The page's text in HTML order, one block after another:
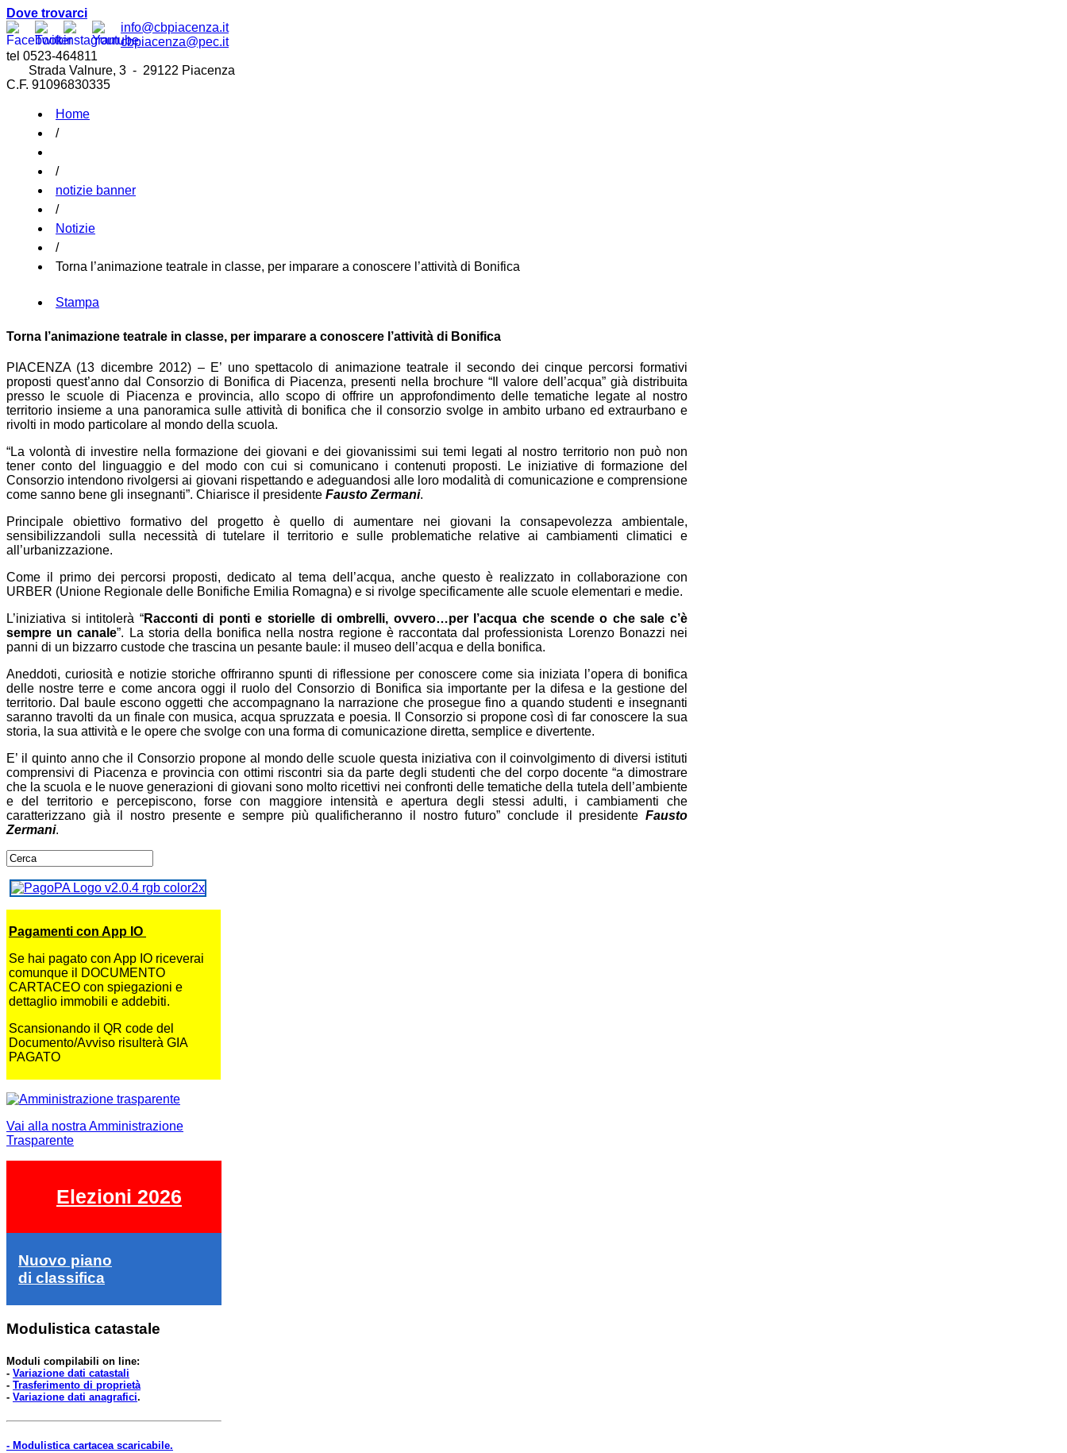
Dove trovarci
info@cbpiacenza.it
cbpiacenza@pec.it
tel 0523-464811
Strada Valnure, 3 - 29122 Piacenza
C.F. 91096830335
Home
/
/
notizie banner
/
Notizie
/
Torna l’animazione teatrale in classe, per imparare a conoscere l’attività di Bonifica
Stampa
Torna l’animazione teatrale in classe, per imparare a conoscere l’attività di Bonifica
PIACENZA (13 dicembre 2012) – E’ uno spettacolo di animazione teatrale il secondo dei cinque percorsi formativi
proposti quest’anno dal Consorzio di Bonifica di Piacenza, presenti nella brochure “Il valore dell’acqua” già distribuita
presso le scuole di Piacenza e provincia, allo scopo di offrire un approfondimento delle tematiche legate al nostro
territorio insieme a una panoramica sulle attività di bonifica che il consorzio svolge in ambito urbano ed extraurbano e
rivolti in modo particolare al mondo della scuola.
“La volontà di investire nella formazione dei giovani e dei giovanissimi sui temi legati al nostro territorio non può non
tener conto del linguaggio e del modo con cui si comunicano i contenuti proposti. Le iniziative di formazione del
Consorzio intendono rivolgersi ai giovani rispettando e adeguandosi alle loro modalità di comunicazione e comprensione
come sanno bene gli insegnanti”. Chiarisce il presidente Fausto Zermani.
Principale obiettivo formativo del progetto è quello di aumentare nei giovani la consapevolezza ambientale,
sensibilizzandoli sulla necessità di tutelare il territorio e sulle problematiche relative ai cambiamenti climatici e
all’urbanizzazione.
Come il primo dei percorsi proposti, dedicato al tema dell’acqua, anche questo è realizzato in collaborazione con
URBER (Unione Regionale delle Bonifiche Emilia Romagna) e si rivolge specificamente alle scuole elementari e medie.
L’iniziativa si intitolerà “Racconti di ponti e storielle di ombrelli, ovvero…per l’acqua che scende o che sale c’è
sempre un canale”. La storia della bonifica nella nostra regione è raccontata dal professionista Lorenzo Bonazzi nei
panni di un bizzarro custode che trascina un pesante baule: il museo dell’acqua e della bonifica.
Aneddoti, curiosità e notizie storiche offriranno spunti di riflessione per conoscere come sia iniziata l’opera di bonifica
delle nostre terre e come ancora oggi il ruolo del Consorzio di Bonifica sia importante per la difesa e la gestione del
territorio. Dal baule escono oggetti che accompagnano la narrazione che prosegue fino a quando studenti e insegnanti
saranno travolti da un finale con musica, acqua spruzzata e poesia. Il Consorzio si propone così di far conoscere la sua
storia, la sua attività e le opere che svolge con una forma di comunicazione diretta, semplice e divertente.
E’ il quinto anno che il Consorzio propone al mondo delle scuole questa iniziativa con il coinvolgimento di diversi istituti
comprensivi di Piacenza e provincia con ottimi riscontri sia da parte degli studenti che del corpo docente “a dimostrare
che la scuola e le nuove generazioni di giovani sono molto ricettivi nei confronti delle tematiche della tutela dell’ambiente
e del territorio e percepiscono, forse con maggiore intensità e apertura degli stessi adulti, i cambiamenti che
caratterizzano già il nostro presente e sempre più qualificheranno il nostro futuro” conclude il presidente Fausto
Zermani.
Pagamenti con App IO
Se hai pagato con App IO riceverai
comunque il DOCUMENTO
CARTACEO con spiegazioni e
dettaglio immobili e addebiti.
Scansionando il QR code del
Documento/Avviso risulterà GIA
PAGATO
Vai alla nostra Amministrazione
Trasparente
Elezioni 2026
Nuovo piano
di classifica
Modulistica catastale
Moduli compilabili on line:
- Variazione dati catastali
- Trasferimento di proprietà
- Variazione dati anagrafici.
- Modulistica cartacea scaricabile.